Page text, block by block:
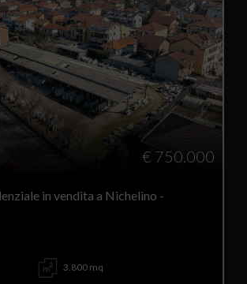
€ 750.000
in vendita a Nichelino -
3.800 mq